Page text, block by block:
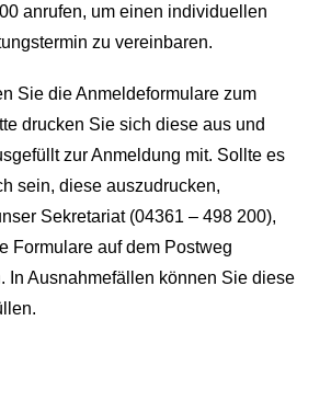
anrufen, um einen individuellen
zu vereinbaren.
Sie die Anmeldeformulare zum
drucken Sie sich diese aus und
zur Anmeldung mit. Sollte es
sein, diese auszudrucken,
Sekretariat (04361 – 498 200),
Formulare auf dem Postweg
In Ausnahmefällen können Sie diese